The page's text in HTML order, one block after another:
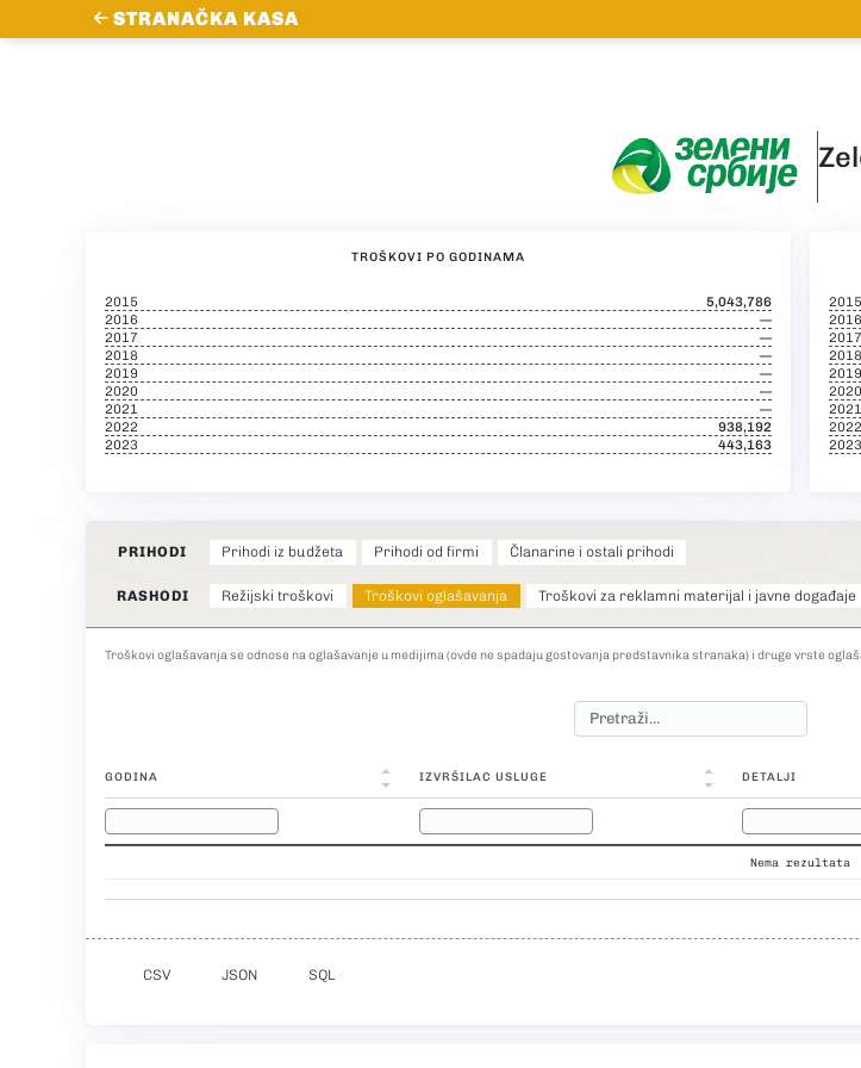
STRANAČKA KASA
TROŠKOVI PO GODINAMA
2015
5,043,786
2016
—
2017
—
2018
—
2019
—
2020
—
2021
—
2022
938,192
2023
443,163
2015
2016
2017
2018
2019
2020
2021
2022
2023
PRIHODI Prihodi iz budžeta Prihodi od firmi Članarine i ostali prihodi
RASHODI Režijski troškovi Troškovi oglašavanja Troškovi za reklamni materijal i javne događaje
Troškovi oglašavanja se odnose na oglašavanje u medijima (ovde ne spadaju gostovanja predstavnika stranaka) i druge vrste
GODINA IZVRŠILAC USLUGE DETALJI
Nema rezultata
CSV JSON SQL